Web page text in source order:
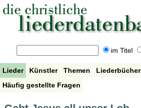
im Titel
Lieder Künstler Themen Liederbücher
Häufig gestellte Fragen